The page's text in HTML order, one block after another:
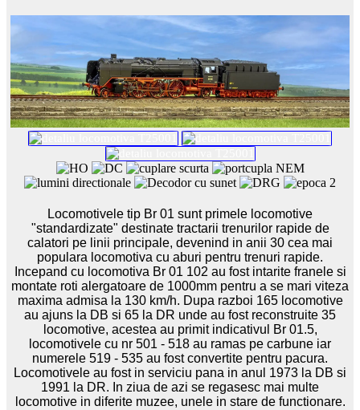
Locomotivele tip Br 01 sunt primele locomotive
"standardizate" destinate tractarii trenurilor rapide de
calatori pe linii principale, devenind in anii 30 cea mai
populara locomotiva cu aburi pentru trenuri rapide.
Incepand cu locomotiva Br 01 102 au fost intarite franele si
montate roti alergatoare de 1000mm pentru a se mari viteza
maxima admisa la 130 km/h. Dupa razboi 165 locomotive
au ajuns la DB si 65 la DR unde au fost reconstruite 35
locomotive, acestea au primit indicativul Br 01.5,
locomotivele cu nr 501 - 518 au ramas pe carbune iar
numerele 519 - 535 au fost convertite pentru pacura.
Locomotivele au fost in serviciu pana in anul 1973 la DB si
1991 la DR. In ziua de azi se regasesc mai multe
locomotive in diferite muzee, unele in stare de functionare.